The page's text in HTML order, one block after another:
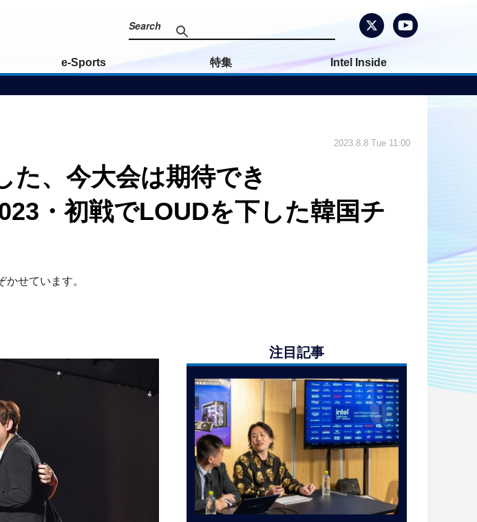
e-Sports 特集 Intel Inside
た、今大会は期待でき
・初戦でLOUDを下した韓国チ
せています。
2023.8.8 Tue 11:00
注目記事